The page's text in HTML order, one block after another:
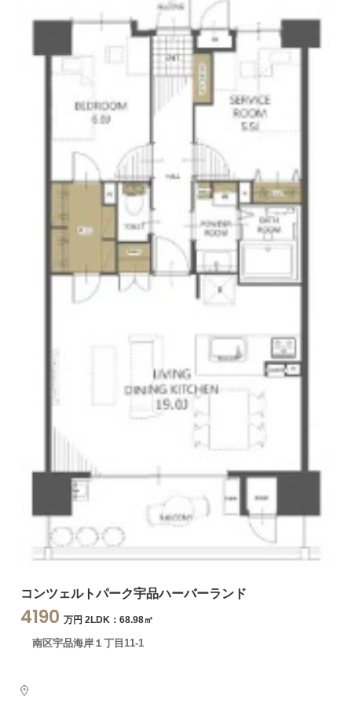
コンツェルトパーク宇品ハーバーランド
4190 万円 2LDK：68.98㎡
南区宇品海岸１丁目11-1